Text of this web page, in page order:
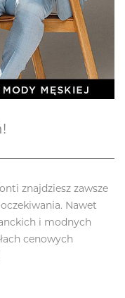
znajdziesz zawsze
Nawet
i modnych
cenowych